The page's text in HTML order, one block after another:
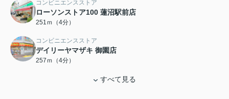
コンビニエンスストア
ローソンストア100 蓮沼駅前店
251ｍ（4分）
コンビニエンスストア
デイリーヤマザキ 御園店
257ｍ（4分）
すべて見る